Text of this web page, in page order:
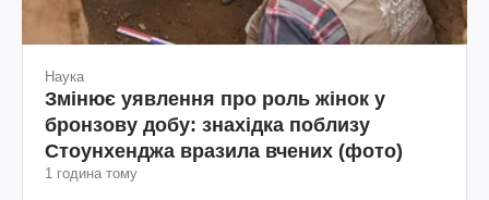
Наука
Змінює уявлення про роль жінок у
бронзову добу: знахідка поблизу
Стоунхенджа вразила вчених (фото)
1 година тому